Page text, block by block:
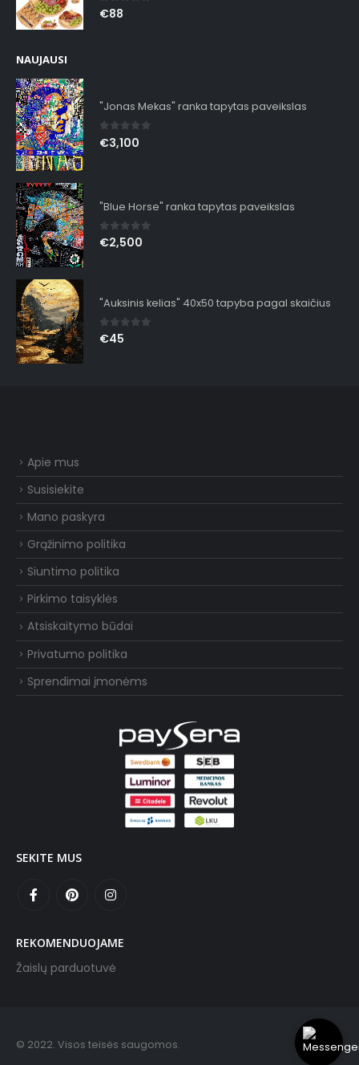
0out of 5
€88
NAUJAUSI
"Jonas Mekas" ranka tapytas paveikslas
0out of 5
€3,100
"Blue Horse" ranka tapytas paveikslas
0out of 5
€2,500
"Auksinis kelias" 40x50 tapyba pagal skaičius
0out of 5
€45
Apie mus
Susisiekite
Mano paskyra
Grąžinimo politika
Siuntimo politika
Pirkimo taisyklės
Atsiskaitymo būdai
Privatumo politika
Sprendimai įmonėms
SEKITE MUS
REKOMENDUOJAME
Žaislų parduotuvė
© 2022. Visos teisės saugomos.